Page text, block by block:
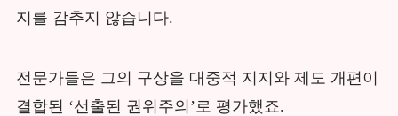
지를 감추지 않습니다.
전문가들은 그의 구상을 대중적 지지와 제도 개편이
결합된 ‘선출된 권위주의’로 평가했죠.